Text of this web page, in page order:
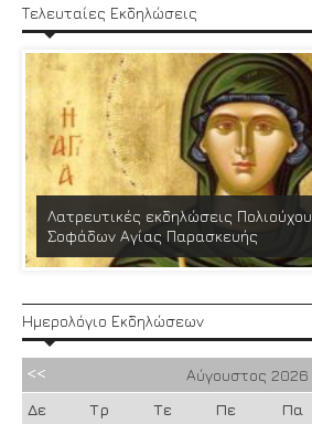
Τελευταίες Εκδηλώσεις
Λατρευτικές εκδηλώσεις Πολιούχου
Σοφάδων Αγίας Παρασκευής
Ημερολόγιο Εκδηλώσεων
Αύγουστος 2026
Δε
Τρ Τε Πε Πα